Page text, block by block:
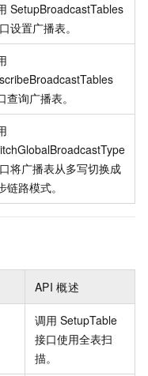
SetupBroadcastTables
设置广播表。
查询广播表。
将广播表从多写切换成
链路模式。
API 概述
调用 SetupTable
接口使用全表扫
描。